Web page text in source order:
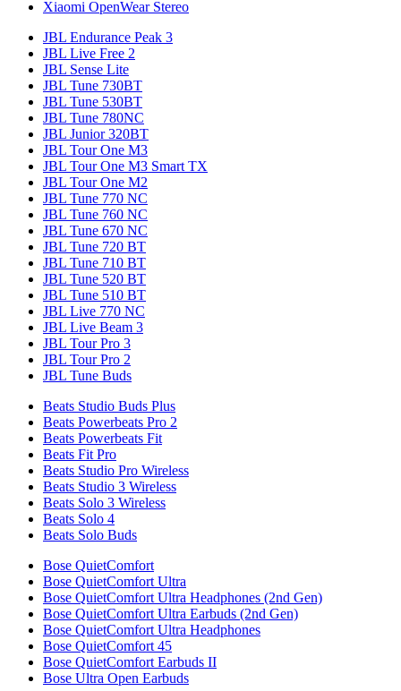
Xiaomi OpenWear Stereo
JBL Endurance Peak 3
JBL Live Free 2
JBL Sense Lite
JBL Tune 730BT
JBL Tune 530BT
JBL Tune 780NC
JBL Junior 320BT
JBL Tour One M3
JBL Tour One M3 Smart TX
JBL Tour One M2
JBL Tune 770 NC
JBL Tune 760 NC
JBL Tune 670 NC
JBL Tune 720 BT
JBL Tune 710 BT
JBL Tune 520 BT
JBL Tune 510 BT
JBL Live 770 NC
JBL Live Beam 3
JBL Tour Pro 3
JBL Tour Pro 2
JBL Tune Buds
Beats Studio Buds Plus
Beats Powerbeats Pro 2
Beats Powerbeats Fit
Beats Fit Pro
Beats Studio Pro Wireless
Beats Studio 3 Wireless
Beats Solo 3 Wireless
Beats Solo 4
Beats Solo Buds
Bose QuietComfort
Bose QuietComfort Ultra
Bose QuietComfort Ultra Headphones (2nd Gen)
Bose QuietComfort Ultra Earbuds (2nd Gen)
Bose QuietComfort Ultra Headphones
Bose QuietComfort 45
Bose QuietComfort Earbuds II
Bose Ultra Open Earbuds